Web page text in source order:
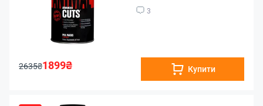
3
2635₴1899₴ Купити